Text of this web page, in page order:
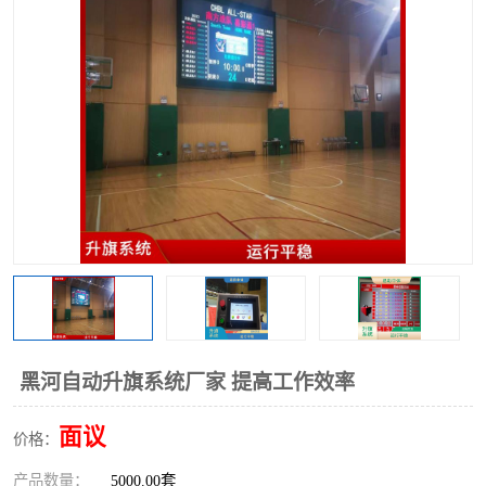
黑河自动升旗系统厂家 提高工作效率
价格： 面议
产品数量： 5000.00套